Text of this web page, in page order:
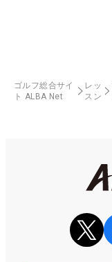
ゴルフ総合サイ
ト ALBA Net
レッ
スン